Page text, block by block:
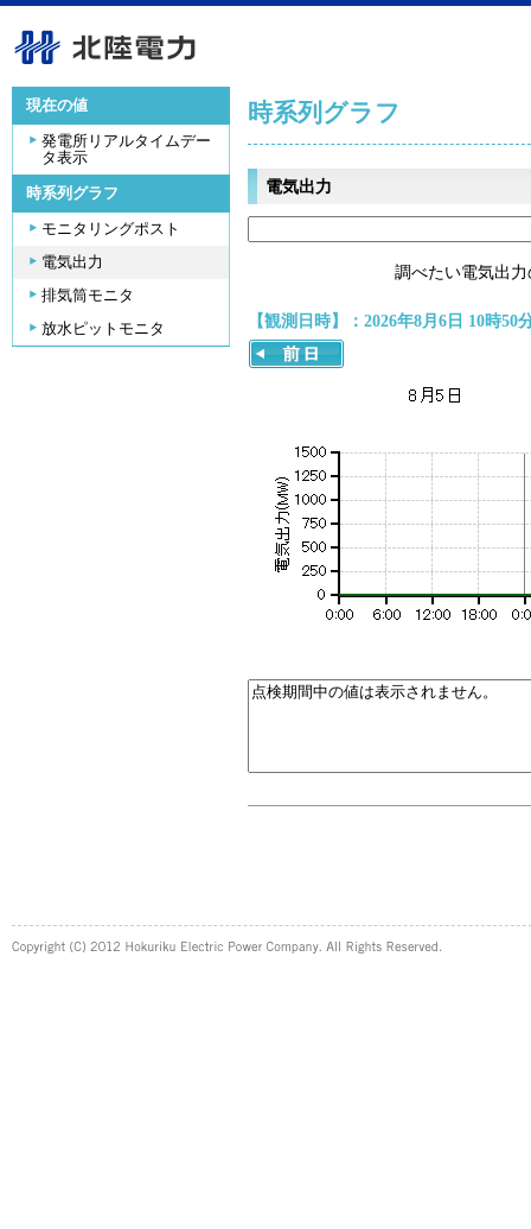
現在の値
発電所リアルタイムデー
タ表示
時系列グラフ
モニタリングポスト
電気出力
排気筒モニタ
放水ピットモニタ
時系列グラフ
電気出力
調べたい電気出
【観測日時】：2026年8月6日 10時50